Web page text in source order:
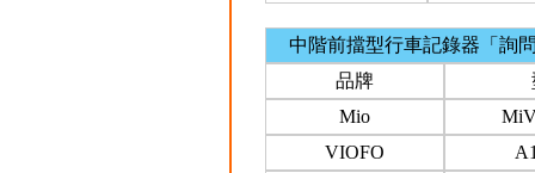
中階前擋型行車記錄器「詢
品牌
Mio
VIOFO